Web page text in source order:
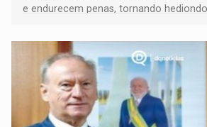
e endurecem penas, tornando